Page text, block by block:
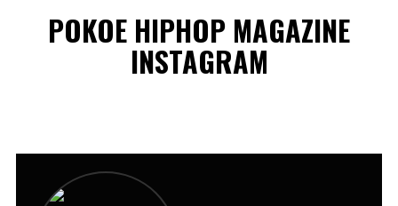
POKOE HIPHOP MAGAZINE
INSTAGRAM